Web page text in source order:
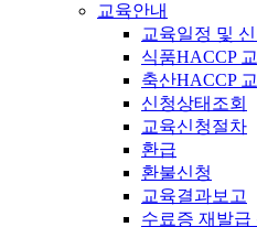
교육안내
교육일정 및
식품HACCP
축산HACCP
신청상태조회
교육신청절차
환급
환불신청
교육결과보고
수료증 재발급